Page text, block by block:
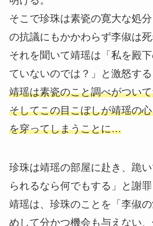
そこで珍珠は素瓷の寛大な処
の抗議にもかかわらず李俶は死
それを聞いて靖瑶は「私を殿
ていないのでは？」と激怒す
靖瑶は素瓷のこと調べがつい
そしてこの目こぼしが靖瑶の
を穿ってしまうことに…
珍珠は靖瑶の部屋に赴き、跪
られるなら何でもする」と謝罪
靖瑶は、珍珠のことを「李俶
めして分かつ機会も与えない